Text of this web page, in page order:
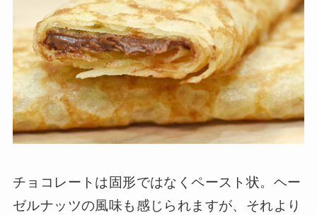
チョコレートは固形ではなくペースト状。ヘー
ゼルナッツの風味も感じられますが、それより